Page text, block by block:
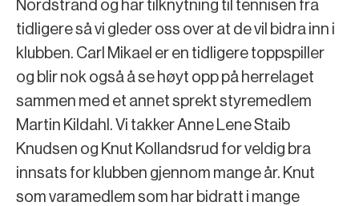
Nordstrand og har tilknytning til tennisen fra
tidligere så vi gleder oss over at de vil bidra inn i
klubben. Carl Mikael er en tidligere toppspiller
og blir nok også å se høyt opp på herrelaget
sammen med et annet sprekt styremedlem
Martin Kildahl. Vi takker Anne Lene Staib
Knudsen og Knut Kollandsrud for veldig bra
innsats for klubben gjennom mange år. Knut
som varamedlem som har bidratt i mange